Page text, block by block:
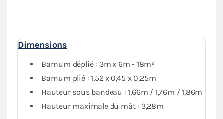
conservant de la visibilité grâce au PVC transparent.
Dimensions
Barnum déplié : 3m x 6m - 18m²
Barnum plié : 1,52 x 0,45 x 0,25m
Hauteur sous bandeau : 1,66m / 1,76m / 1,86m
Hauteur maximale du mât : 3,28m